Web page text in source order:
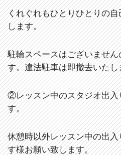
くれぐれもひとりひとりの
します。
駐輪スペースはございませ
す。違法駐車は即撤去いたし
②レッスン中のスタジオ出入
す。
休憩時以外レッスン中の出
す様お願い致します。